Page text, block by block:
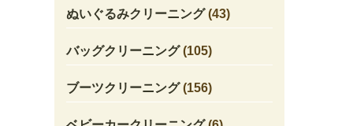
ぬいぐるみクリーニング(43)
バッグクリーニング(105)
ブーツクリーニング(156)